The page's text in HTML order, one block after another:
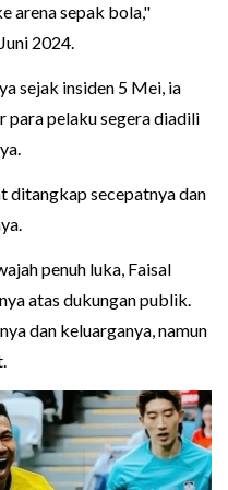
arena sepak bola,"
2024.
sejak insiden 5 Mei, ia
para pelaku segera diadili
ditangkap secepatnya dan
penuh luka, Faisal
atas dukungan publik.
dan keluarganya, namun